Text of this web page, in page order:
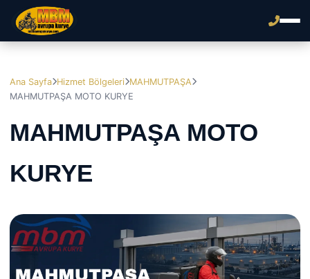
Ana Sayfa Hizmet Bölgeleri MAHMUTPAŞA
MAHMUTPAŞA MOTO KURYE
MAHMUTPAŞA MOTO
KURYE